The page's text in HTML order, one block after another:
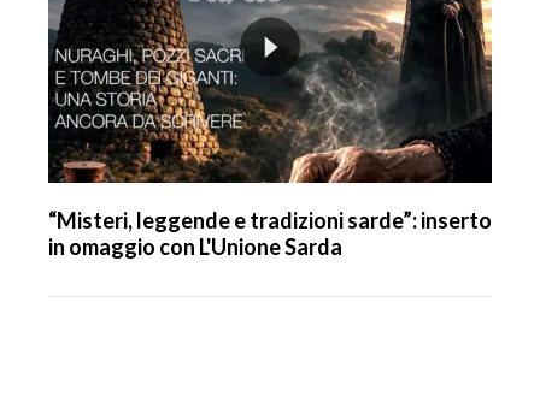
“Misteri, leggende e tradizioni sarde”: inserto
in omaggio con L'Unione Sarda